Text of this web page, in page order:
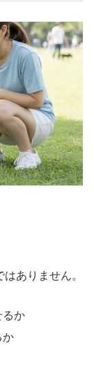
ありません。
るか
か